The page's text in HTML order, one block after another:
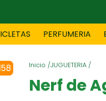
PERFUMERIA
Inicio /JUGUETERIA /
Nerf de